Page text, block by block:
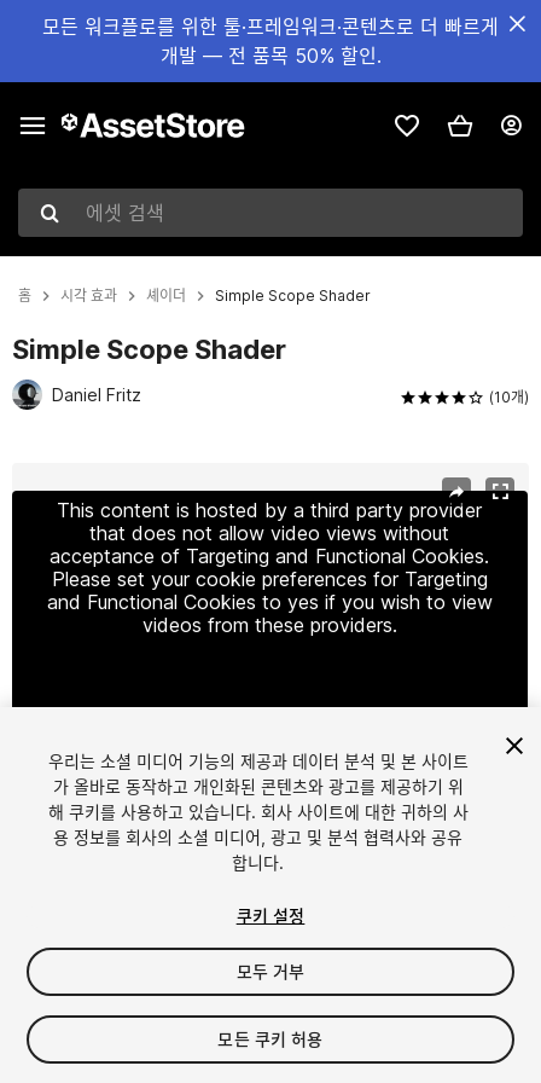
모든 워크플로를 위한 툴·프레임워크·콘텐츠로 더 빠르게
개발 — 전 품목 50% 할인.
에셋 검색
홈 시각 효과 셰이더 Simple Scope Shader
Simple Scope Shader
Daniel Fritz (10개)
This content is hosted by a third party provider
that does not allow video views without
acceptance of Targeting and Functional Cookies.
Please set your cookie preferences for Targeting
and Functional Cookies to yes if you wish to view
videos from these providers.
1/17
$8.99
세금/부가세는 결제 시 반영됩니다.
우리는 소셜 미디어 기능의 제공과 데이터 분석 및 본 사이트
가 올바로 동작하고 개인화된 콘텐츠와 광고를 제공하기 위
해 쿠키를 사용하고 있습니다. 회사 사이트에 대한 귀하의 사
용 정보를 회사의 소셜 미디어, 광고 및 분석 협력사와 공유
합니다.
쿠키 설정
모두 거부
모든 쿠키 허용